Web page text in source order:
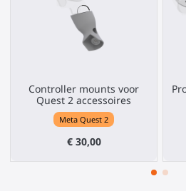
Controller mounts voor
Quest 2 accessoires
Meta Quest 2
€ 30,00